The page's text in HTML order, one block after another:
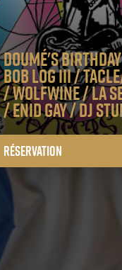
Doumé's
Bob Log III /
/ Wolfwine / La
/ Enid Gay / DJ
Réservation